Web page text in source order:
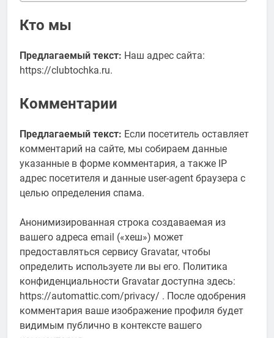
Кто мы
Предлагаемый текст: Наш адрес сайта:
https://clubtochka.ru.
Комментарии
Предлагаемый текст: Если посетитель оставляет
комментарий на сайте, мы собираем данные
указанные в форме комментария, а также IP
адрес посетителя и данные user-agent браузера с
целью определения спама.
Анонимизированная строка создаваемая из
вашего адреса email («хеш») может
предоставляться сервису Gravatar, чтобы
определить используете ли вы его. Политика
конфиденциальности Gravatar доступна здесь:
https://automattic.com/privacy/ . После одобрения
комментария ваше изображение профиля будет
видимым публично в контексте вашего